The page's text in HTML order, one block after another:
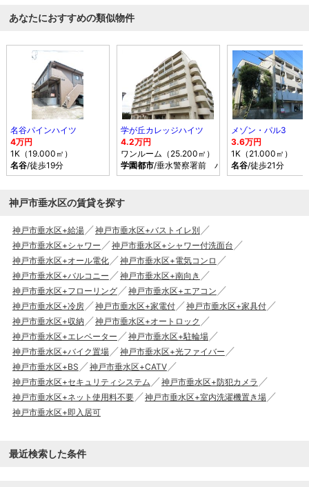
あなたにおすすめの類似物件
名谷パインハイツ
4万円
1K（19.000㎡）
名谷/徒歩19分
学が丘カレッジハイツ
4.2万円
ワンルーム（25.200㎡）
学園都市/垂水警察署前 バス乗車時間6分 停歩
メゾン・パル3
3.6万円
1K（21.000㎡）
名谷/徒歩21分
神戸市垂水区の賃貸を探す
神戸市垂水区+給湯
神戸市垂水区+バストイレ別
神戸市垂水区+シャワー
神戸市垂水区+シャワー付洗面台
神戸市垂水区+オール電化
神戸市垂水区+電気コンロ
神戸市垂水区+バルコニー
神戸市垂水区+南向き
神戸市垂水区+フローリング
神戸市垂水区+エアコン
神戸市垂水区+冷房
神戸市垂水区+家電付
神戸市垂水区+家具付
神戸市垂水区+収納
神戸市垂水区+オートロック
神戸市垂水区+エレベーター
神戸市垂水区+駐輪場
神戸市垂水区+バイク置場
神戸市垂水区+光ファイバー
神戸市垂水区+BS
神戸市垂水区+CATV
神戸市垂水区+セキュリティシステム
神戸市垂水区+防犯カメラ
神戸市垂水区+ネット使用料不要
神戸市垂水区+室内洗濯機置き場
神戸市垂水区+即入居可
最近検索した条件